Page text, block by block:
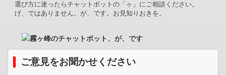
選び方に迷ったらチャットボットの「ヶ」にご相談ください。
げ、ではありません。が、です。お見知りおきを。
ご意見をお聞かせください